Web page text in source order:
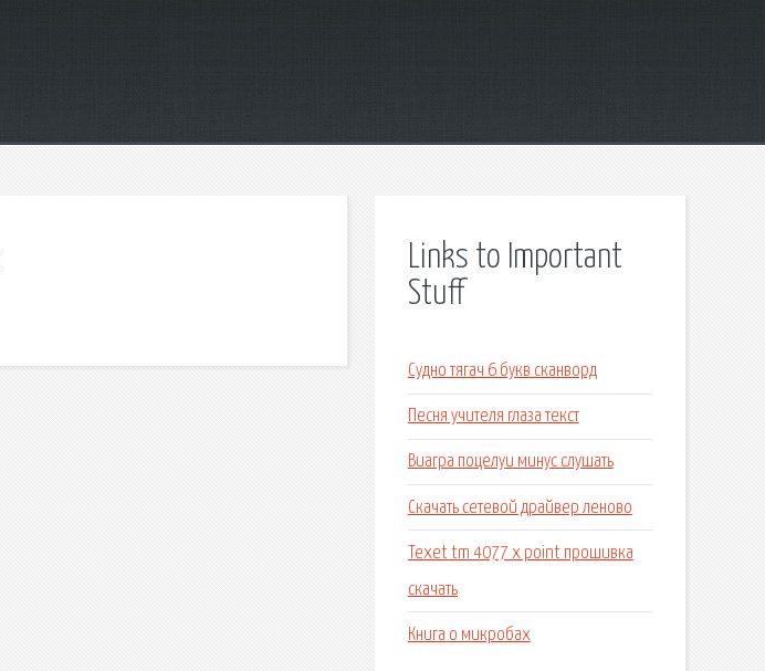
Links to Important
Stuff
Судно тягач 6 букв сканворд
Песня учителя глаза текст
Виагра поцелуи минус слушать
Скачать сетевой драйвер леново
Texet tm 4077 x point прошивка
скачать
Книга о микробах